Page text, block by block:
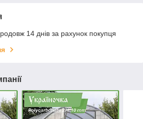
14 днів за рахунок покупця